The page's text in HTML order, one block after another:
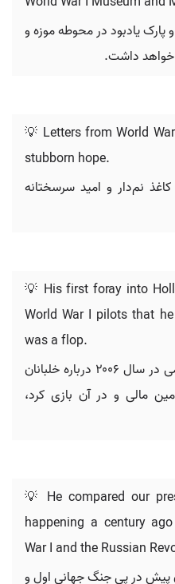
پارک یادبود در محوطه موزه و
خواهد داشت.
💡 Letters from World
stubborn hope.
نم‌دار و امید سرسختانه
💡 His first foray into
World War I pilots that
was a flop.
اولین حضور او در هالیوود، فیلمی در سال ۲۰۰۶ درباره خلبانان
مالی و در آن بازی کرد،
💡 He compared our
happening a century
War I and the Russian
پیش در پی جنگ جهانی اول و